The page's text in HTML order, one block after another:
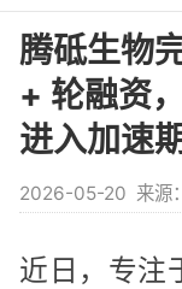
腾砥生物
+ 轮融资
进入加速期
2026-05-20 来源
近日，专注